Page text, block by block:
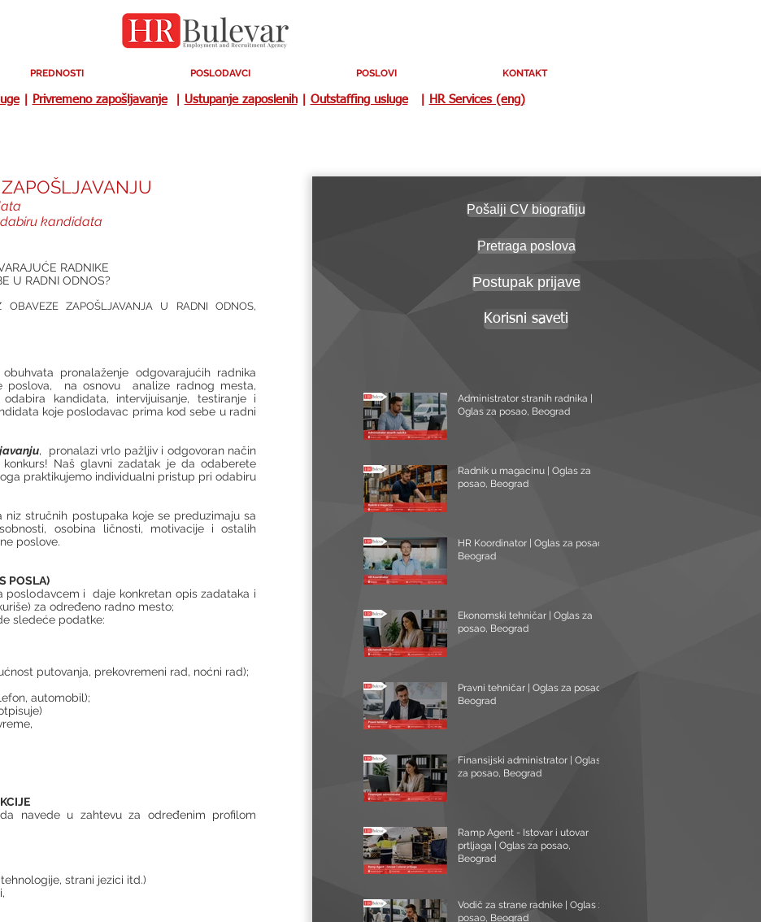
PREDNOSTI POSLODAVCI POSLOVI KONTAKT
| Privremeno zapošljavanje| Ustupanje zaposlenih| Outstaffing usluge| HR Services (eng)
kandidata
RADNIKE
U RADNI ODNOS?
OBAVEZE ZAPOŠLJAVANJA U RADNI ODNOS,
obuhvata pronalaženje odgovarajućih radnika
poslova, na osnovu analize radnog mesta,
kandidata, intervijuisanje, testiranje i
koje poslodavac prima kod sebe u radni
, pronalazi vrlo pažljiv i odgovoran način
Naš glavni zadatak je da odaberete
praktikujemo individualni pristup pri odabiru
niz stručnih postupaka koje se preduzimaju sa
osobina ličnosti, motivacije i ostalih
poslove.
POSLA)
poslodavcem i daje konkretan opis zadataka i
za određeno radno mesto;
sledeće podatke:
putovanja, prekovremeni rad, noćni rad);
automobil);
navede u zahtevu za određenim profilom
strani jezici itd.)
Administrator stranih radnika |
Oglas za posao, Beograd
Radnik u magacinu | Oglas za
posao, Beograd
HR Koordinator | Oglas za posao,
Beograd
Ekonomski tehničar | Oglas za
posao, Beograd
Pravni tehničar | Oglas za posao,
Beograd
Finansijski administrator | Oglas
za posao, Beograd
Ramp Agent - Istovar i utovar
prtljaga | Oglas za posao,
Beograd
Vodič za strane radnike | Oglas za
posao, Beograd
Korisni saveti
Pretraga poslova
Postupak prijave
Pošalji CV biografiju